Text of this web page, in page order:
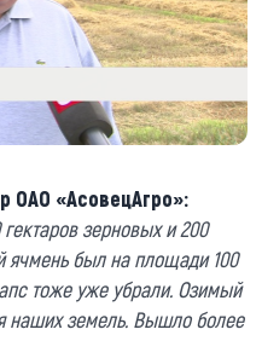
ОАО «АсовецАгро»:
зерновых и 200
ячмень был на площади 100
тоже уже убрали. Озимый
наших земель. Вышло более